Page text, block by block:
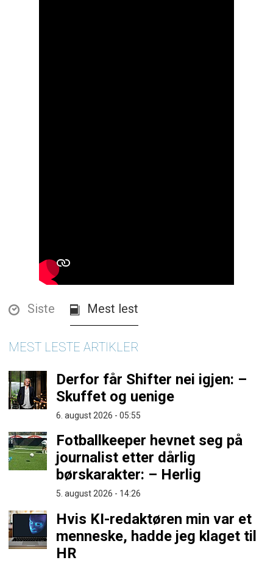
Siste Mest lest
MEST LESTE ARTIKLER
Derfor får Shifter nei igjen: –
Skuffet og uenige
6. august 2026 - 05:55
Fotballkeeper hevnet seg på
journalist etter dårlig
børskarakter: – Herlig
5. august 2026 - 14:26
Hvis KI-redaktøren min var et
menneske, hadde jeg klaget til
HR